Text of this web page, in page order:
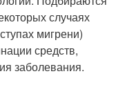
случаях
мигрени)
средств,
заболевания.